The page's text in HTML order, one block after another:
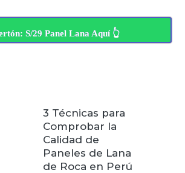
S/29 Panel Lana Aquí 👆
3 Técnicas para
Comprobar la
Calidad de
Paneles de Lana
de Roca en Perú